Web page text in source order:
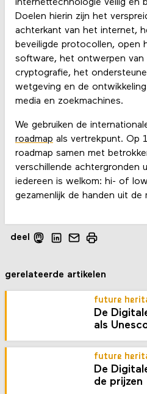
internettechnologie veilig en
Doelen hierin zijn het
achterkant van het internet,
beveiligde protocollen, open
software, het ontwerpen van
cryptografie, het
wetgeving en de
media en zoekmachines.
We gebruiken de
roadmap als vertrekpunt. Op
roadmap samen met
verschillende achtergronden
iedereen is welkom: hi- of
gezamenlijk de handen uit de
deel
gerelateerde artikelen
future
De
als
future
De
de prijzen